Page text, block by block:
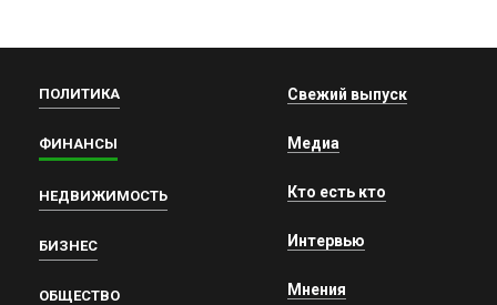
ПОЛИТИКА
ФИНАНСЫ
НЕДВИЖИМОСТЬ
БИЗНЕС
ОБЩЕСТВО
Свежий выпуск
Медиа
Кто есть кто
Интервью
Мнения